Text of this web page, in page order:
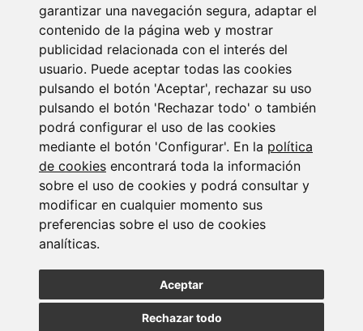
garantizar una navegación segura, adaptar el
contenido de la página web y mostrar
publicidad relacionada con el interés del
usuario. Puede aceptar todas las cookies
pulsando el botón 'Aceptar', rechazar su uso
pulsando el botón 'Rechazar todo' o también
podrá configurar el uso de las cookies
mediante el botón 'Configurar'. En la política
de cookies encontrará toda la información
sobre el uso de cookies y podrá consultar y
modificar en cualquier momento sus
preferencias sobre el uso de cookies
analíticas.
Aceptar
Rechazar todo
MADRID • BARCELONA OVIEDO • VALLADOLID
Paseo de la Castellana, 23
+34 913 912 066